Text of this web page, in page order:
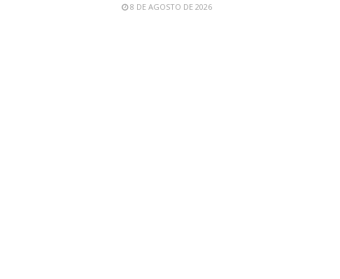
8 DE AGOSTO DE 2026